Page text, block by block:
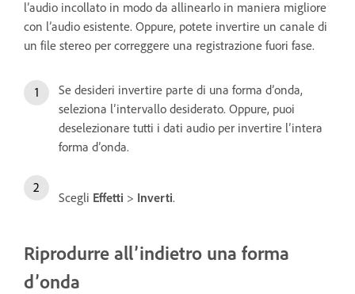
l’audio incollato in modo da allinearlo in maniera migliore
con l’audio esistente. Oppure, potete invertire un canale di
un file stereo per correggere una registrazione fuori fase.
Se desideri invertire parte di una forma d’onda,
seleziona l’intervallo desiderato. Oppure, puoi
deselezionare tutti i dati audio per invertire l’intera
forma d’onda.
Scegli Effetti > Inverti.
Riprodurre all’indietro una forma
d’onda